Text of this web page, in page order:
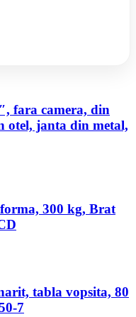
fara camera, din
otel, janta din metal,
300 kg, Brat
tabla vopsita, 80
7